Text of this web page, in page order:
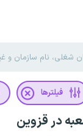
فیلترها
در قزوین